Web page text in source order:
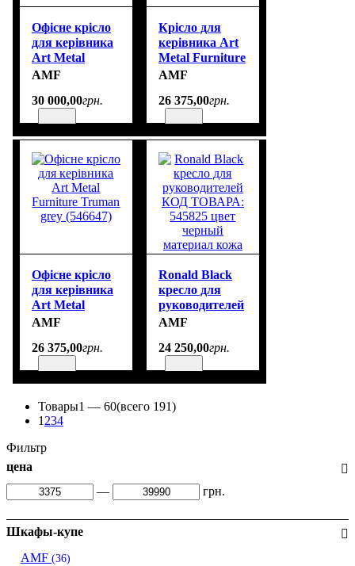
Офісне крісло
для керівника
Art Metal
Furniture
(547001)
AMF
30 000,00грн.
Крісло для
керівника Art
Metal Furniture
Truman black
AMF
26 375,00грн.
Офісне крісло
для керівника
Art Metal
Furniture
(546647)
AMF
26 375,00грн.
Ronald Black
кресло для
руководителей
КОД ТОВАРА:
черный
AMF
24 250,00грн.
Товары1 — 60(всего 191)
1234
Фильтр
цена
—
грн.
Шкафы-купе
AMF (36)